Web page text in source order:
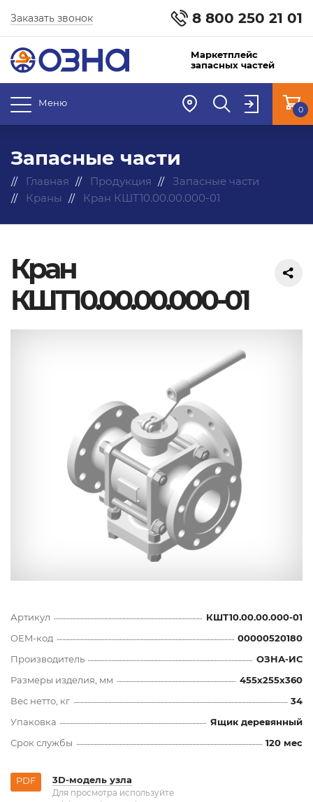
8 800 250 21 01
Заказать звонок
Маркетплейс
запасных частей
Меню
0
Запасные части
Главная Продукция
Запасные части
Краны
Кран КШТ10.00.00.000-01
Кран
КШТ10.00.00.000-01
Артикул
КШТ10.00.00.000-01
OEM-код
00000520180
Производитель
ОЗНА-ИС
Размеры изделия, мм
455x255x360
Вес нетто, кг
34
Упаковка
Ящик деревянный
Срок службы
120 мес
PDF 3D-модель узла
Для просмотра используйте